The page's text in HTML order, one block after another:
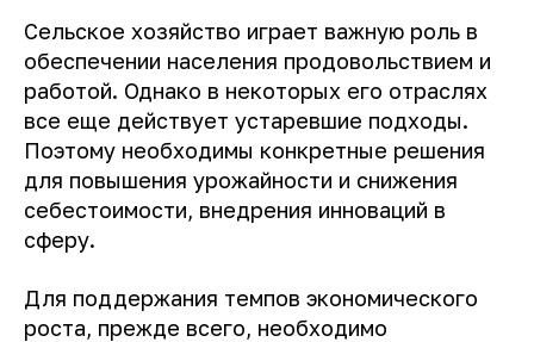
Сельское хозяйство играет важную роль в
обеспечении населения продовольствием и
работой. Однако в некоторых его отраслях
все еще действует устаревшие подходы.
Поэтому необходимы конкретные решения
для повышения урожайности и снижения
себестоимости, внедрения инноваций в
сферу.
Для поддержания темпов экономического
роста, прежде всего, необходимо